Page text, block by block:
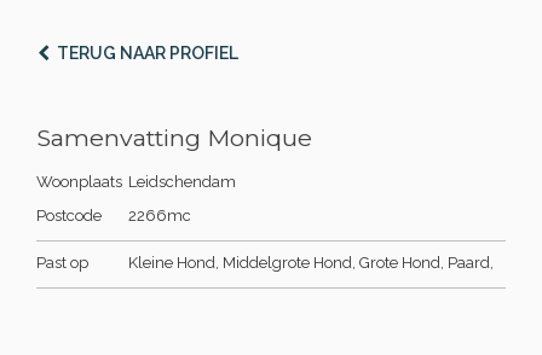
TERUG NAAR PROFIEL
Samenvatting Monique
Woonplaats Leidschendam
Postcode
2266mc
Past op Kleine Hond, Middelgrote Hond, Grote Hond, Paard,